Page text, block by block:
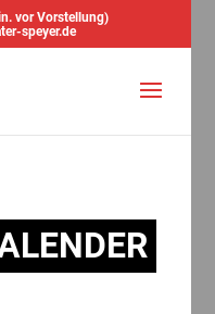
vor Vorstellung)
speyer.de